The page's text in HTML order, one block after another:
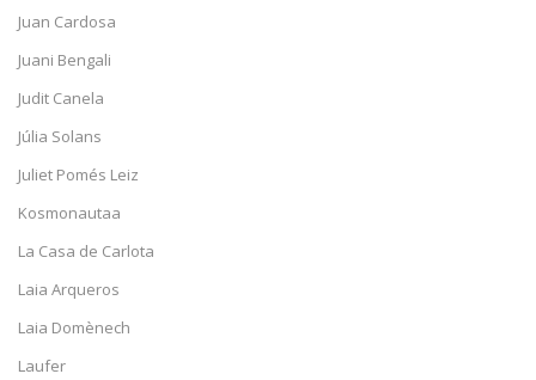
Juan Cardosa
Juani Bengali
Judit Canela
Júlia Solans
Juliet Pomés Leiz
Kosmonautaa
La Casa de Carlota
Laia Arqueros
Laia Domènech
Laufer